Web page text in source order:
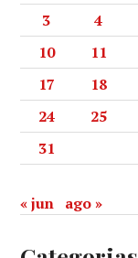
3
4
10
11
17
18
24
25
31
« jun ago »